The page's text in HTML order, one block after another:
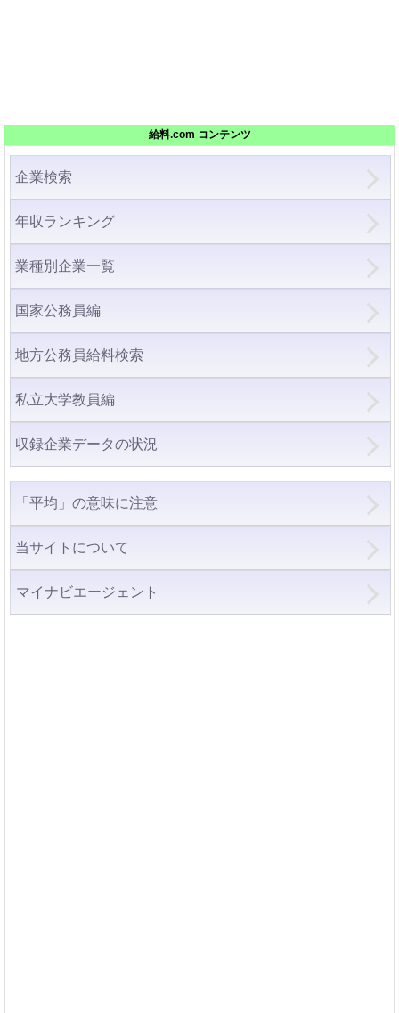
給料.com コンテンツ
企業検索
年収ランキング
業種別企業一覧
国家公務員編
地方公務員給料検索
私立大学教員編
収録企業データの状況
「平均」の意味に注意
当サイトについて
マイナビエージェント